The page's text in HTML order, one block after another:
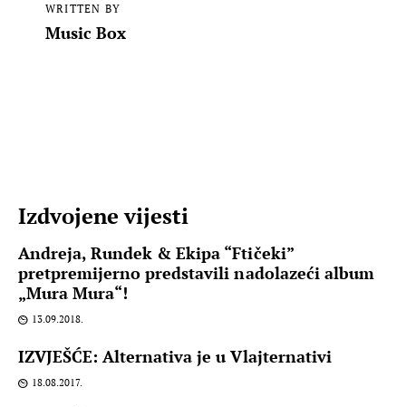
WRITTEN BY
Music Box
Izdvojene vijesti
Andreja, Rundek & Ekipa “Ftičeki”
pretpremijerno predstavili nadolazeći album
„Mura Mura“!
13.09.2018.
IZVJEŠĆE: Alternativa je u Vlajternativi
18.08.2017.